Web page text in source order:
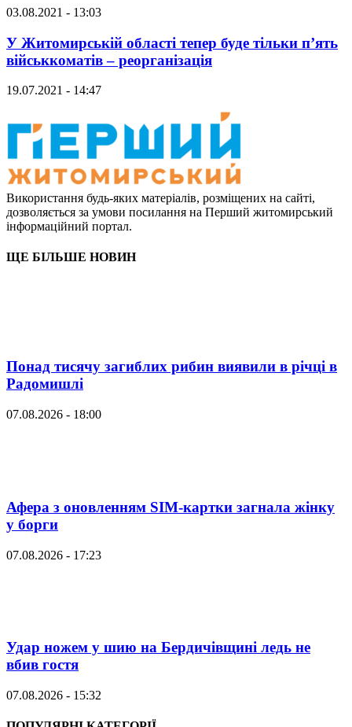
03.08.2021 - 13:03
У Житомирській області тепер буде тільки п’ять
військкоматів – реорганізація
19.07.2021 - 14:47
Використання будь-яких матеріалів, розміщених на сайті,
дозволяється за умови посилання на Перший житомирський
інформаційний портал.
ЩЕ БІЛЬШЕ НОВИН
Понад тисячу загиблих рибин виявили в річці в
Радомишлі
07.08.2026 - 18:00
Афера з оновленням SIM-картки загнала жінку
у борги
07.08.2026 - 17:23
Удар ножем у шию на Бердичівщині ледь не
вбив гостя
07.08.2026 - 15:32